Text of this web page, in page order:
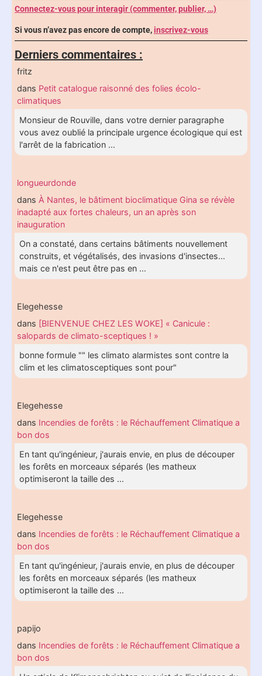
Connectez-vous pour interagir (commenter, publier, …)
Si vous n’avez pas encore de compte, inscrivez-vous
Derniers commentaires :
fritz
dans Petit catalogue raisonné des folies écolo-
climatiques
Monsieur de Rouville, dans votre dernier paragraphe
vous avez oublié la principale urgence écologique qui est
l'arrêt de la fabrication ...
longueurdonde
dans À Nantes, le bâtiment bioclimatique Gina se révèle
inadapté aux fortes chaleurs, un an après son
inauguration
On a constaté, dans certains bâtiments nouvellement
construits, et végétalisés, des invasions d'insectes...
mais ce n'est peut être pas en ...
Elegehesse
dans [BIENVENUE CHEZ LES WOKE] « Canicule :
salopards de climato-sceptiques ! »
bonne formule "" les climato alarmistes sont contre la
clim et les climatosceptiques sont pour"
Elegehesse
dans Incendies de forêts : le Réchauffement Climatique a
bon dos
En tant qu'ingénieur, j'aurais envie, en plus de découper
les forêts en morceaux séparés (les matheux
optimiseront la taille des ...
Elegehesse
dans Incendies de forêts : le Réchauffement Climatique a
bon dos
En tant qu'ingénieur, j'aurais envie, en plus de découper
les forêts en morceaux séparés (les matheux
optimiseront la taille des ...
papijo
dans Incendies de forêts : le Réchauffement Climatique a
bon dos